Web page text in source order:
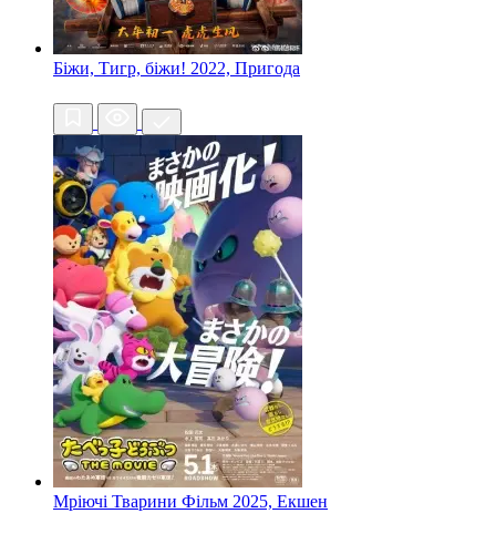
Біжи, Тигр, біжи! 2022, Пригода
Мріючі Тварини Фільм 2025, Екшен